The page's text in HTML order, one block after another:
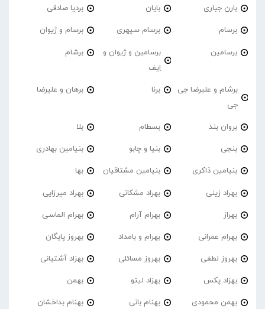
بارن جباری بایان بردیا صادقی
برسام برسام سپهری برسام و ژیوان
برسامین
برسامین و ژیوان و
اِیف
برشام
برشام و علیرضا جی
جی
برنا برهان و علیرضا
بروان بند بسطام بلا
بنجی بنیا و چابو بنیامین بهادری
بنیامین ذاکری بنیامین مشتاقیان بها
بهراد زینی بهراد مشکانی بهراد میرزایی
بهراز بهرام آرام بهرام الماسی
بهرام عمرانی بهرام و بامداد بهروز پایگان
بهروز لطفی بهروز مسائلی بهزاد آشتیانی
بهزاد پکس بهزاد لیتو بهمن
بهمن محمودی بهنام بانی بهنام بداخشان